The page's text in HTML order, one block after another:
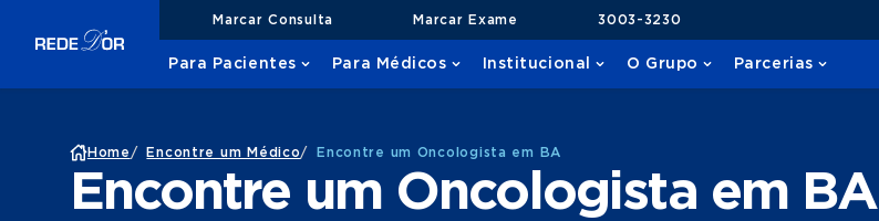
Marcar Consulta Marcar Exame 3003-3230
Para Pacientes Para Médicos Institucional O Grupo Parcerias
Home / Encontre um Médico/ Encontre um Oncologista em BA
Encontre um Oncologista em BA